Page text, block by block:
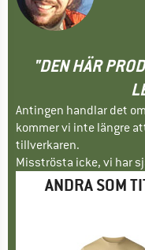
"DEN HÄR
Antingen handlar det
kommer vi inte längre
tillverkaren.
Misströsta icke, vi har
ANDRA SOM